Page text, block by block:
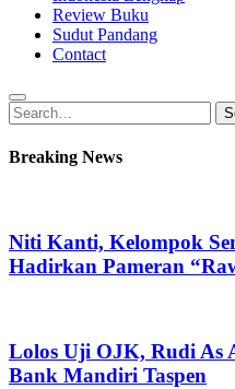
Review Buku
Sudut Pandang
Contact
Search
for:
Search
Breaking News
Niti Kanti, Kelompok
Hadirkan Pameran
Lolos Uji OJK, Rudi
Bank Mandiri Taspen